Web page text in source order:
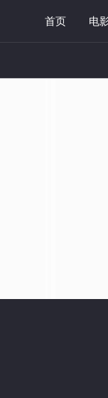
首页 电